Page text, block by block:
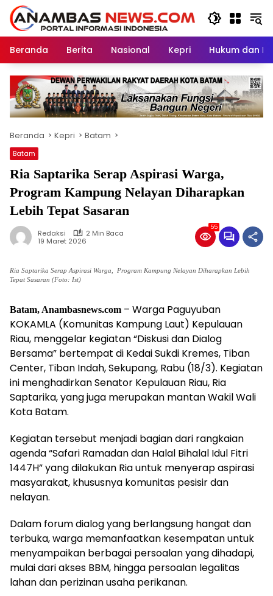
Langsung
konten
Beranda
Berita Nasional Kepri Hukum dan
Beranda Kepri Batam
Batam
Ria Saptarika Serap Aspirasi Warga,
Program Kampung Nelayan Diharapkan
Lebih Tepat Sasaran
Redaksi
2 Min Baca
19 Maret 2026
55
Ria Saptarika Serap Aspirasi Warga, Program Kampung Nelayan Diharapkan Lebih
Tepat Sasaran (Foto: Ist)
Batam, Anambasnews.com – Warga Paguyuban
KOKAMLA (Komunitas Kampung Laut) Kepulauan
Riau, menggelar kegiatan “Diskusi dan Dialog
Bersama” bertempat di Kedai Sukdi Kremes, Tiban
Center, Tiban Indah, Sekupang, Rabu (18/3). Kegiatan
ini menghadirkan Senator Kepulauan Riau, Ria
Saptarika, yang juga merupakan mantan Wakil Wali
Kota Batam.
Kegiatan tersebut menjadi bagian dari rangkaian
agenda “Safari Ramadan dan Halal Bihalal Idul Fitri
1447H” yang dilakukan Ria untuk menyerap aspirasi
masyarakat, khususnya komunitas pesisir dan
nelayan.
Dalam forum dialog yang berlangsung hangat dan
terbuka, warga memanfaatkan kesempatan untuk
menyampaikan berbagai persoalan yang dihadapi,
mulai dari akses BBM, hingga persoalan legalitas
lahan dan perizinan usaha perikanan.